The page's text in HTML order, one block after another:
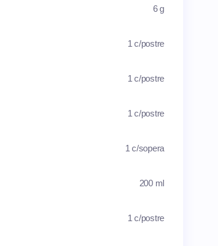
6 g
1 c/postre
1 c/postre
1 c/postre
1 c/sopera
200 ml
1 c/postre